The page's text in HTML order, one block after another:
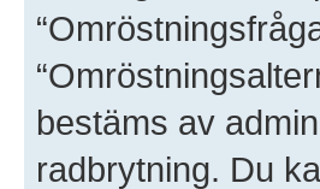
bestäms av
radbrytning. Du